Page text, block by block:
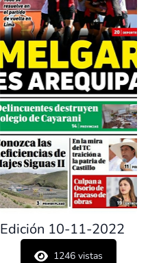
Edición 10-11-2022
1246 vistas